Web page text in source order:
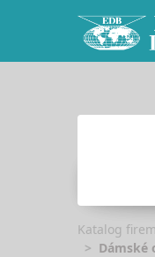
Katalog firem
Dámské